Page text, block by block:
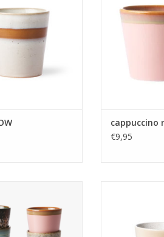
AAN WINKELWAGEN
TOEVOEGEN
cappuccino
€9,95
AAN WINKELWAGEN
TOEVOEGEN